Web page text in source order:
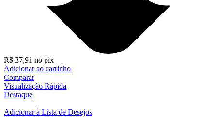
R$ 37,91 no pix
Adicionar ao carrinho
Comparar
Visualização Rápida
Destaque
Adicionar à Lista de Desejos